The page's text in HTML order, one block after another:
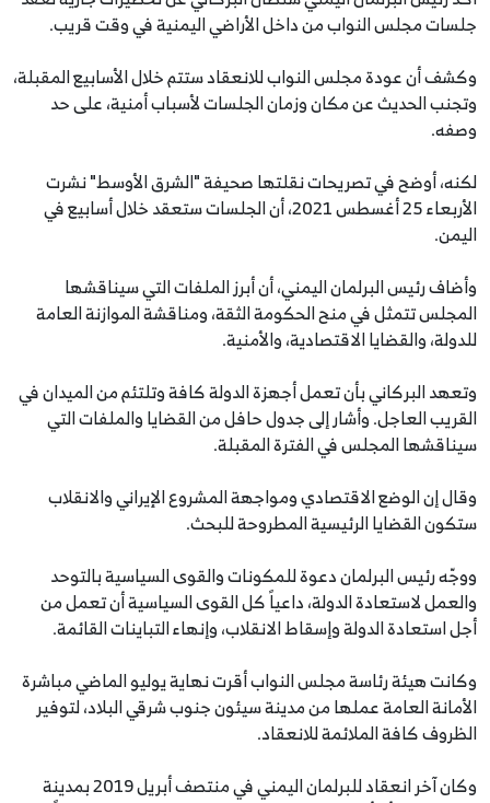
جلسات مجلس النواب من داخل الأراضي اليمنية في وقت قريب.
وكشف أن عودة مجلس النواب للانعقاد ستتم خلال الأسابيع المقبلة،
وتجنب الحديث عن مكان وزمان الجلسات لأسباب أمنية، على حد
وصفه.
لكنه، أوضح في تصريحات نقلتها صحيفة "الشرق الأوسط" نشرت
الأربعاء 25 أغسطس 2021، أن الجلسات ستعقد خلال أسابيع في
اليمن.
وأضاف رئيس البرلمان اليمني، أن أبرز الملفات التي سيناقشها
المجلس تتمثل في منح الحكومة الثقة، ومناقشة الموازنة العامة
للدولة، والقضايا الاقتصادية، والأمنية.
وتعهد البركاني بأن تعمل أجهزة الدولة كافة وتلتئم من الميدان في
القريب العاجل. وأشار إلى جدول حافل من القضايا والملفات التي
سيناقشها المجلس في الفترة المقبلة.
وقال إن الوضع الاقتصادي ومواجهة المشروع الإيراني والانقلاب
ستكون القضايا الرئيسية المطروحة للبحث.
ووجّه رئيس البرلمان دعوة للمكونات والقوى السياسية بالتوحد
والعمل لاستعادة الدولة، داعياً كل القوى السياسية أن تعمل من
أجل استعادة الدولة وإسقاط الانقلاب، وإنهاء التباينات القائمة.
وكانت هيئة رئاسة مجلس النواب أقرت نهاية يوليو الماضي مباشرة
الأمانة العامة عملها من مدينة سيئون جنوب شرقي البلاد، لتوفير
الظروف كافة الملائمة للانعقاد.
وكان آخر انعقاد للبرلمان اليمني في منتصف أبريل 2019 بمدينة